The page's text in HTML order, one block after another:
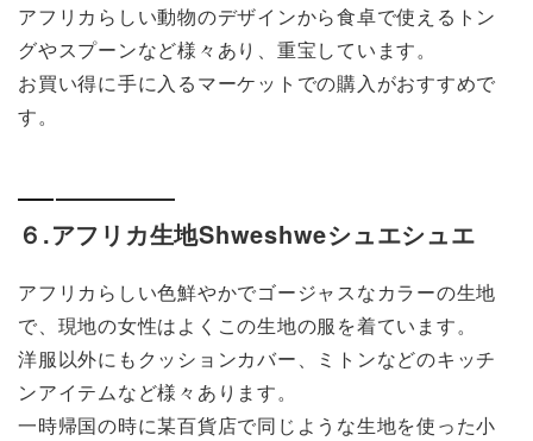
アフリカらしい動物のデザインから食卓で使えるトン
グやスプーンなど様々あり、重宝しています。
お買い得に手に入るマーケットでの購入がおすすめで
す。
６.アフリカ生地Shweshweシュエシュエ
アフリカらしい色鮮やかでゴージャスなカラーの生地
で、現地の女性はよくこの生地の服を着ています。
洋服以外にもクッションカバー、ミトンなどのキッチ
ンアイテムなど様々あります。
一時帰国の時に某百貨店で同じような生地を使った小